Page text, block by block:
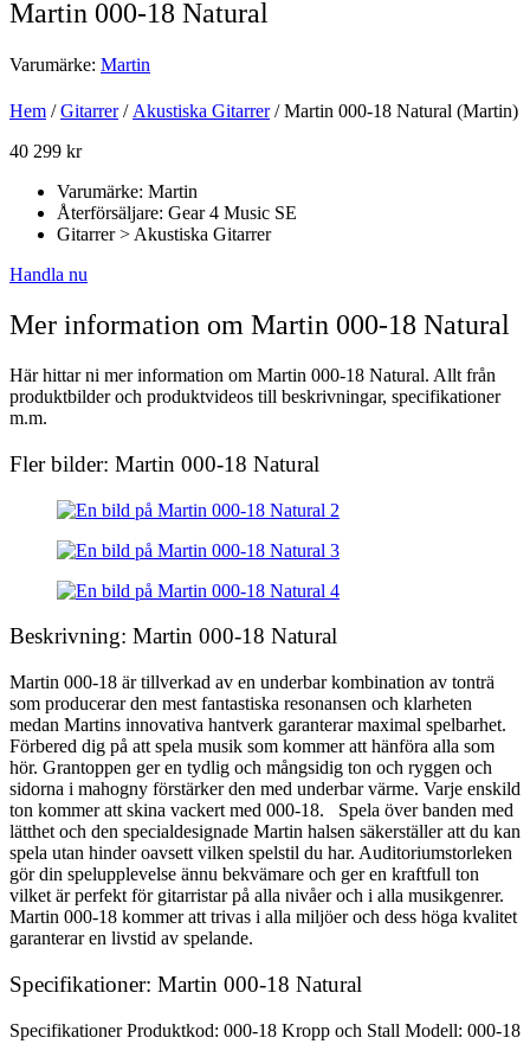
Martin 000-18 Natural
Varumärke: Martin
Hem /Gitarrer/Akustiska Gitarrer/ Martin 000-18 Natural (Martin)
40 299 kr
Varumärke: Martin
Återförsäljare: Gear 4 Music SE
Gitarrer > Akustiska Gitarrer
Handla nu
Mer information om Martin 000-18 Natural
Här hittar ni mer information om Martin 000-18 Natural. Allt från
produktbilder och produktvideos till beskrivningar, specifikationer
m.m.
Fler bilder: Martin 000-18 Natural
Beskrivning: Martin 000-18 Natural
Martin 000-18 är tillverkad av en underbar kombination av tonträ
som producerar den mest fantastiska resonansen och klarheten
medan Martins innovativa hantverk garanterar maximal spelbarhet.
Förbered dig på att spela musik som kommer att hänföra alla som
hör. Grantoppen ger en tydlig och mångsidig ton och ryggen och
sidorna i mahogny förstärker den med underbar värme. Varje enskild
ton kommer att skina vackert med 000-18. Spela över banden med
lätthet och den specialdesignade Martin halsen säkerställer att du kan
spela utan hinder oavsett vilken spelstil du har. Auditoriumstorleken
gör din spelupplevelse ännu bekvämare och ger en kraftfull ton
vilket är perfekt för gitarristar på alla nivåer och i alla musikgenrer.
Martin 000-18 kommer att trivas i alla miljöer och dess höga kvalitet
garanterar en livstid av spelande.
Specifikationer: Martin 000-18 Natural
Specifikationer Produktkod: 000-18 Kropp och Stall Modell: 000-18